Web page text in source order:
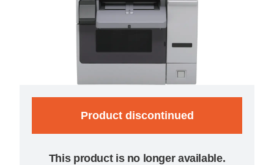
Product discontinued
This product is no longer available.